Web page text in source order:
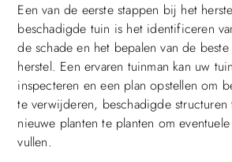
Een van de eerste stappen bij het
beschadigde tuin is het identificeren
de schade en het bepalen van de
herstel. Een ervaren tuinman kan uw
inspecteren en een plan opstellen om
te verwijderen, beschadigde structuren
nieuwe planten te planten om
vullen.